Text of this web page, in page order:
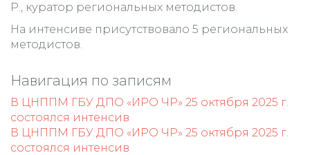
Р., куратор региональных методистов.
На интенсиве присутствовало 5 региональных
методистов.
Навигация по записям
В ЦНППМ ГБУ ДПО «ИРО ЧР» 25 октября 2025 г.
состоялся интенсив
В ЦНППМ ГБУ ДПО «ИРО ЧР» 25 октября 2025 г.
состоялся интенсив